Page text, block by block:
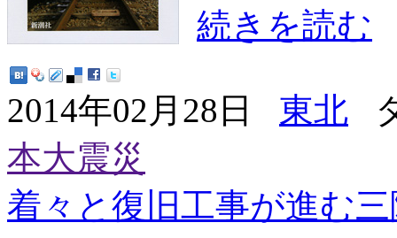
続きを読む
2014年02月28日 東北
本大震災
着々と復旧工事が進む